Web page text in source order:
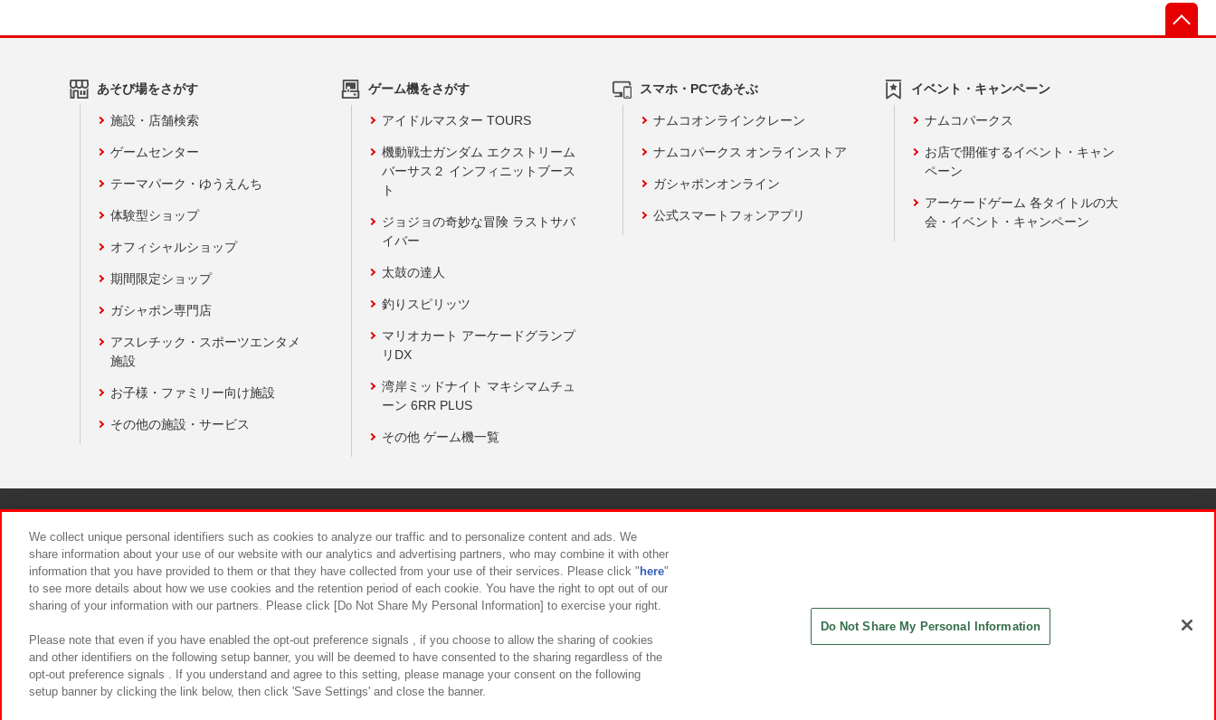
あそび場をさがす
施設・店舗検索
ゲームセンター
テーマパーク・ゆうえんち
体験型ショップ
オフィシャルショップ
期間限定ショップ
ガシャポン専門店
アスレチック・スポーツエンタメ
施設
お子様・ファミリー向け施設
その他の施設・サービス
ゲーム機をさがす
アイドルマスター TOURS
機動戦士ガンダム エクストリーム
バーサス２ インフィニットブース
ト
ジョジョの奇妙な冒険 ラストサバ
イバー
太鼓の達人
釣りスピリッツ
マリオカート アーケードグランプ
リDX
湾岸ミッドナイト マキシマムチュ
ーン 6RR PLUS
その他 ゲーム機一覧
スマホ・PCであそぶ
ナムコオンラインクレーン
ナムコパークス オンラインストア
ガシャポンオンライン
公式スマートフォンアプリ
イベント・キャンペーン
ナムコパークス
お店で開催するイベント・キャン
ペーン
アーケードゲーム 各タイトルの大
会・イベント・キャンペーン
食品のご提供について カスタマーハラスメント対応方針
We collect unique personal identifiers such as cookies to analyze our traffic and to personalize content and ads. We
share information about your use of our website with our analytics and advertising partners, who may combine it with other
information that you have provided to them or that they have collected from your use of their services. Please click " here"
to see more details about how we use cookies and the retention period of each cookie. You have the right to opt out of our
sharing of your information with our partners. Please click [Do Not Share My Personal Information] to exercise your right.
Please note that even if you have enabled the opt-out preference signals , if you choose to allow the sharing of cookies
and other identifiers on the following setup banner, you will be deemed to have consented to the sharing regardless of the
opt-out preference signals . If you understand and agree to this setting, please manage your consent on the following
setup banner by clicking the link below, then click 'Save Settings' and close the banner.
Do Not Share My Personal Information